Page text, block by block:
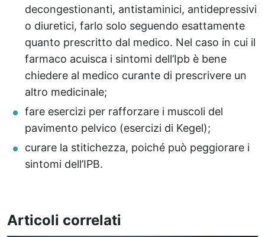
decongestionanti, antistaminici, antidepressivi
o diuretici, farlo solo seguendo esattamente
quanto prescritto dal medico. Nel caso in cui il
farmaco acuisca i sintomi dell’Ipb è bene
chiedere al medico curante di prescrivere un
altro medicinale;
fare esercizi per rafforzare i muscoli del
pavimento pelvico (esercizi di Kegel);
curare la stitichezza, poiché può peggiorare i
sintomi dell’IPB.
Articoli correlati